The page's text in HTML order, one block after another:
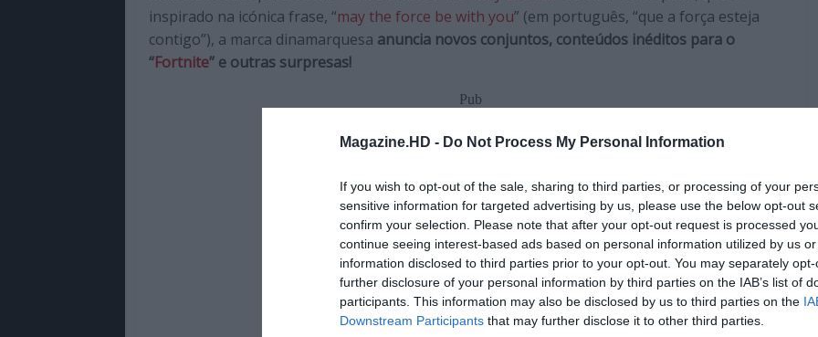
Magazine.HD - Do Not Process My Personal Information
If you wish to opt-out of the sale, sharing to third parties, or processing of your
sensitive information for targeted advertising by us, please use the below opt-out
confirm your selection. Please note that after your opt-out request is processed
continue seeing interest-based ads based on personal information utilized by us
information disclosed to third parties prior to your opt-out. You may separately
further disclosure of your personal information by third parties on the IAB’s list of
participants. This information may also be disclosed by us to third parties on the
Downstream Participants that may further disclose it to other third parties.
inspirado na icónica frase, “may the force be with you” (em português, “que a força esteja
contigo”), a marca dinamarquesa anuncia novos conjuntos, conteúdos inéditos para o
“Fortnite” e outras surpresas!
Pub